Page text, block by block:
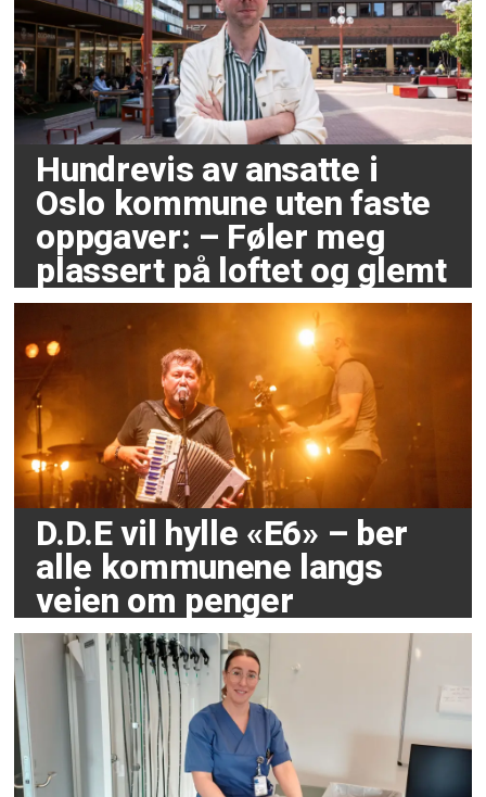
Hundrevis av ansatte i
Oslo kommune uten faste
oppgaver: – Føler meg
plassert på loftet og glemt
D.D.E vil hylle «E6» – ber
alle kommunene langs
veien om penger